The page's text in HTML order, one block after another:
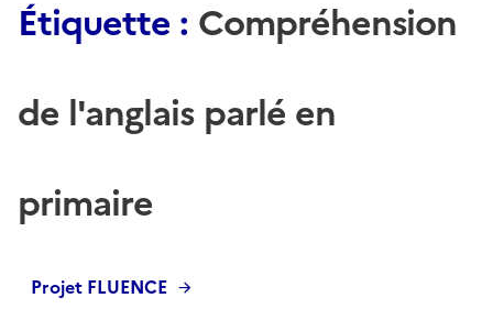
Étiquette : Compréhension
de l'anglais parlé en
primaire
Projet FLUENCE